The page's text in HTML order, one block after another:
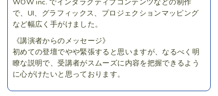
で、UI、グラフィックス、プロジェクションマッピング
など幅広く手がけました。
《講演者からのメッセージ》
初めての登壇でやや緊張すると思いますが、なるべく明
瞭な説明で、受講者がスムーズに内容を把握できるよう
に心がけたいと思っております。